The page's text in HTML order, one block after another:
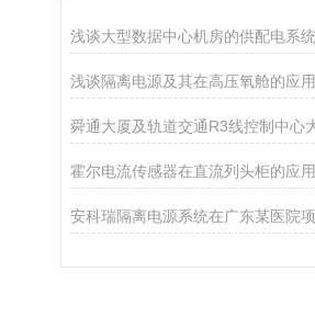
浅谈隔离电源及其在高压氧舱的应用
霍尔电流传感器在直流列头柜的应用